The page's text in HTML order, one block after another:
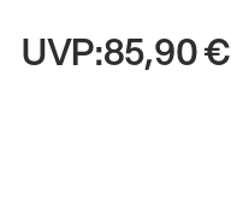
UVP:85,90 €